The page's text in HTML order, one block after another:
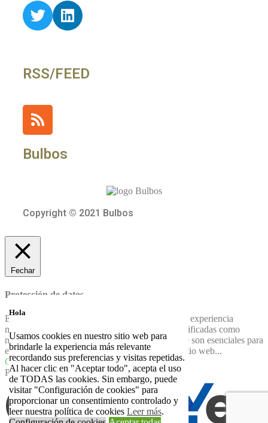
RSS/FEED
Bulbos
Copyright © 2021 Bulbos
Hola
Usamos cookies en nuestro sitio web para
brindarle la experiencia más relevante
recordando sus preferencias y visitas repetidas.
Al hacer clic en "Aceptar todo", acepta el uso
de TODAS las cookies. Sin embargo, puede
visitar "Configuración de cookies" para
proporcionar un consentimiento controlado y
leer nuestra política de cookies Leer más.
Fechar
Protección de datos
ES:Este sitio web utiliza cookies para mejorar su experiencia
mientras navega por él. De ellas, las cookies clasificadas como
necesarias se almacenan en su navegador, ya que son esenciales para
el funcionamiento de las funciones básicas del sitio web...
GUARDAR E ACEITAR
Powered by